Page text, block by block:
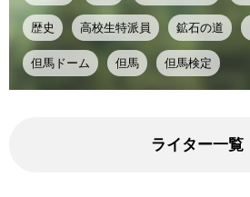
歴史 高校生特派員 鉱石の道
但馬ドーム 但馬 但馬検定
ライター一覧